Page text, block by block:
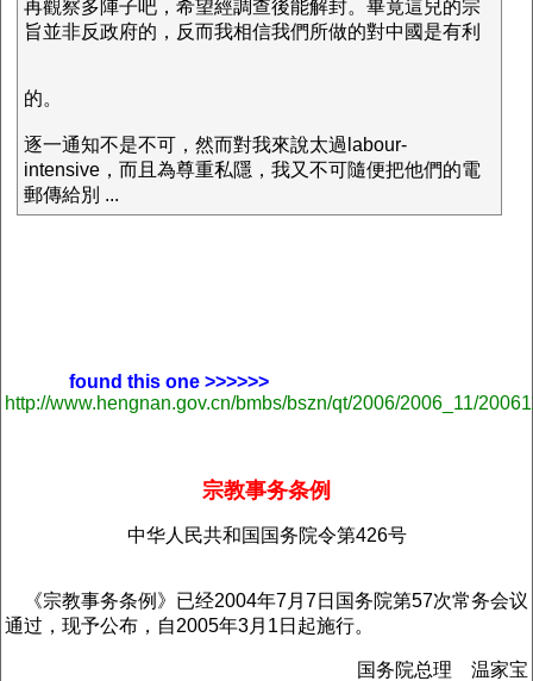
再觀察多陣子吧，希望經調查後能解封。畢竟這兒的宗
旨並非反政府的，反而我相信我們所做的對中國是有利
的。
逐一通知不是不可，然而對我來說太過labour-
intensive，而且為尊重私隱，我又不可隨便把他們的電
郵傳給別 ...
found this one >>>>>>
http://www.hengnan.gov.cn/bmbs/bszn/qt/2006/2006_11/
宗教事务条例
中华人民共和国国务院令第426号
《宗教事务条例》已经2004年7月7日国务院第57次常务会议
通过，现予公布，自2005年3月1日起施行。
国务院总理 温家宝